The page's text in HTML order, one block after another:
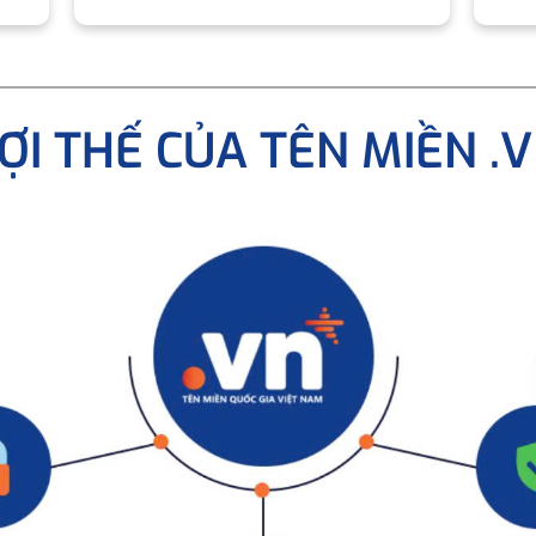
THẾ CỦA TÊN MIỀN